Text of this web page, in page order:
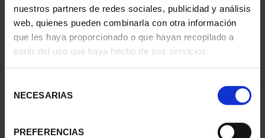
nuestros partners de redes sociales, publicidad y análisis
web, quienes pueden combinarla con otra información
que les haya proporcionado o que hayan recopilado a
partir del uso que haya hecho de sus servicios.
NECESARIAS
PREFERENCIAS
REFINAR
1 Productos encontrados